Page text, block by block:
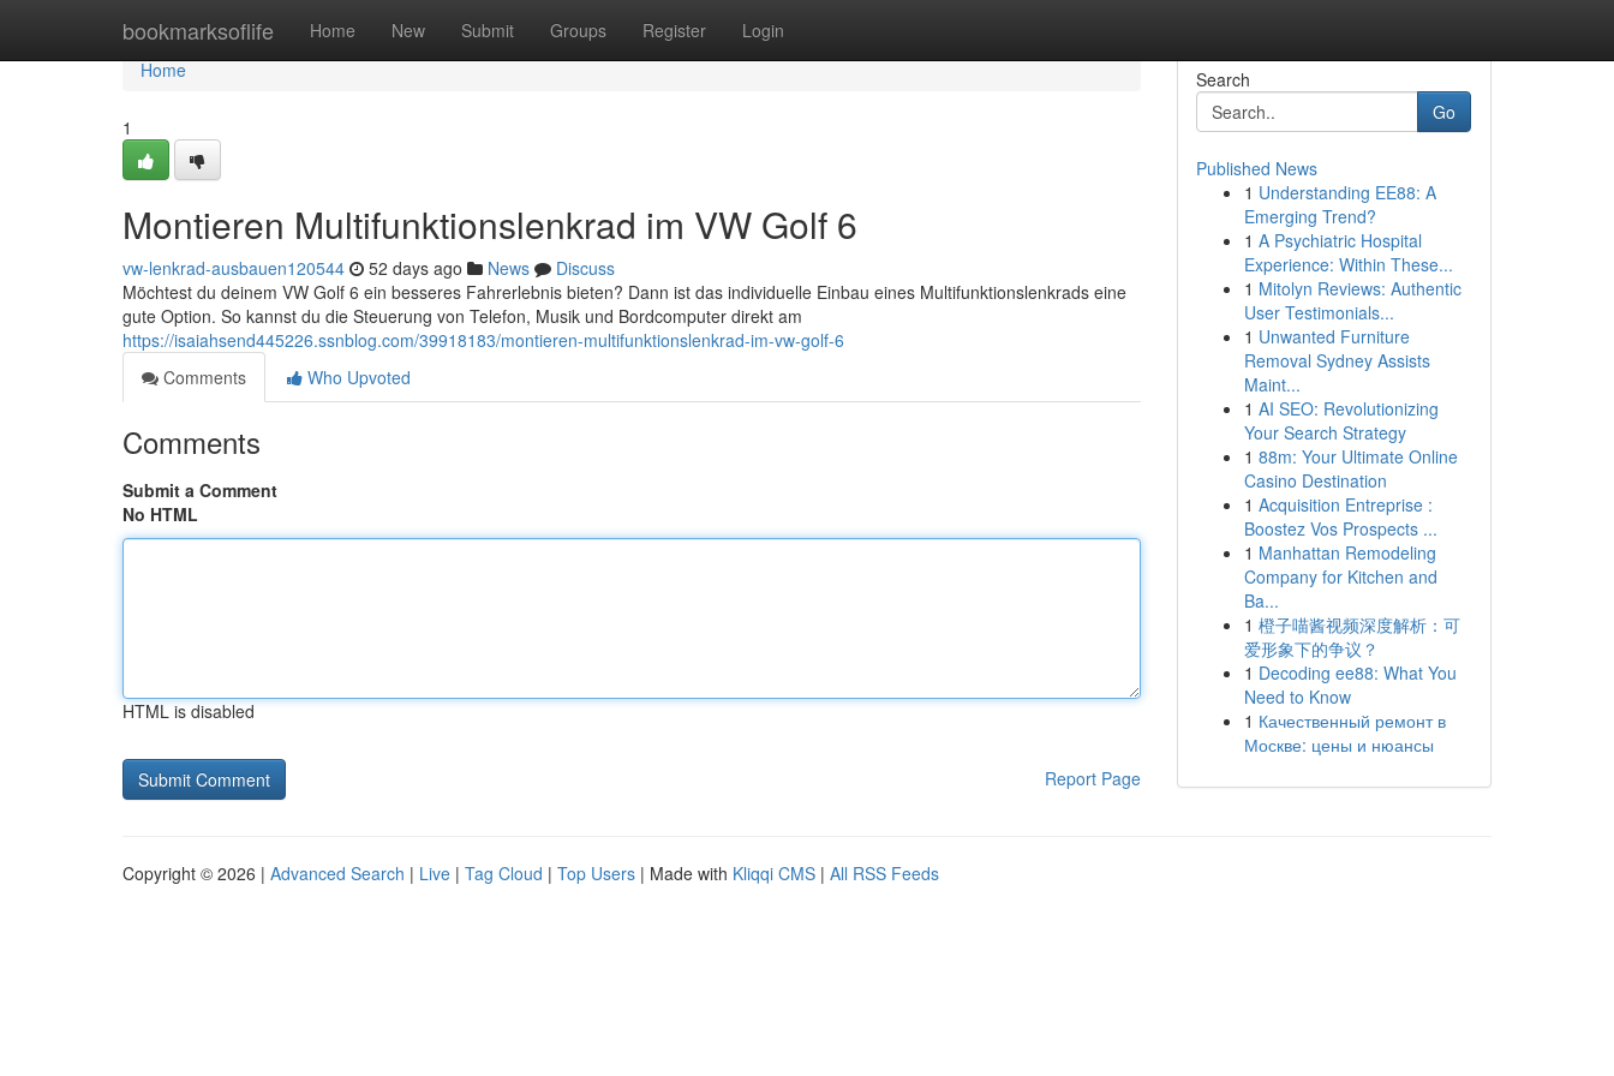
bookmarksoflife Home New Submit Groups Register Login
Home
Home
1
Montieren Multifunktionslenkrad im VW Golf 6
vw-lenkrad-ausbauen120544 52 days ago News
Discuss
Möchtest du deinem VW Golf 6 ein besseres Fahrerlebnis bieten? Dann ist das individuelle Einbau eines Multifunktionslenkrads eine
gute Option. So kannst du die Steuerung von Telefon, Musik und Bordcomputer direkt am
https://isaiahsend445226.ssnblog.com/39918183/montieren-multifunktionslenkrad-im-vw-golf-6
Comments
Who Upvoted
Comments
Submit a Comment
No HTML
HTML is disabled
Report Page
Search
Go
Published News
1 Understanding EE88: A
Emerging Trend?
1 A Psychiatric Hospital
Experience: Within These...
1 Mitolyn Reviews: Authentic
User Testimonials...
1 Unwanted Furniture
Removal Sydney Assists
Maint...
1 AI SEO: Revolutionizing
Your Search Strategy
1 88m: Your Ultimate Online
Casino Destination
1 Acquisition Entreprise :
Boostez Vos Prospects ...
1 Manhattan Remodeling
Company for Kitchen and
Ba...
1 橙子喵酱视频深度解析：可
爱形象下的争议？
1 Decoding ee88: What You
Need to Know
1 Качественный ремонт в
Москве: цены и нюансы
Copyright © 2026 | Advanced Search | Live | Tag Cloud | Top Users | Made with Kliqqi CMS | All RSS Feeds